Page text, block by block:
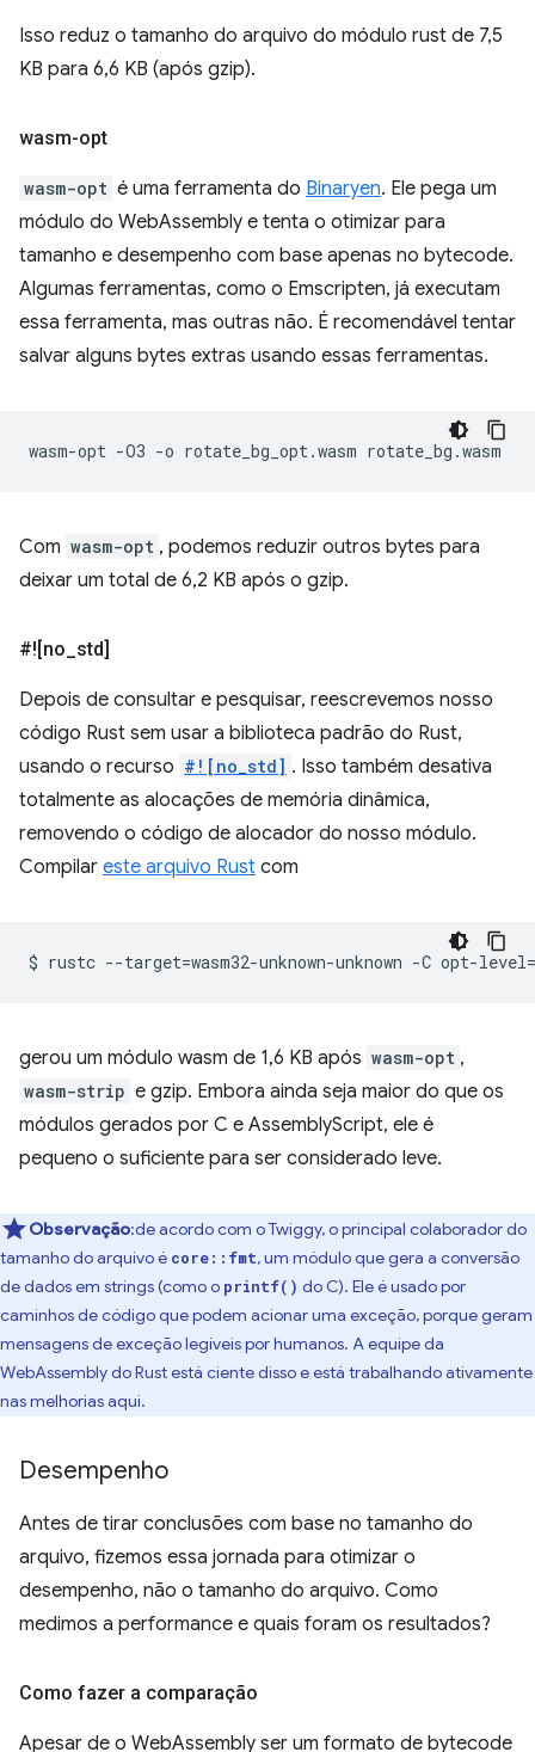
Isso reduz o tamanho do arquivo do módulo rust de 7,5
KB para 6,6 KB (após gzip).
wasm-opt
wasm-opt é uma ferramenta do Binaryen. Ele pega um
módulo do WebAssembly e tenta o otimizar para
tamanho e desempenho com base apenas no bytecode.
Algumas ferramentas, como o Emscripten, já executam
essa ferramenta, mas outras não. É recomendável tentar
salvar alguns bytes extras usando essas ferramentas.
wasm-opt -O3 -o rotate_bg_opt.wasm
Com wasm-opt , podemos reduzir outros bytes para
deixar um total de 6,2 KB após o gzip.
#![no std]
Depois de consultar e pesquisar, reescrevemos nosso
código Rust sem usar a biblioteca padrão do Rust,
usando o recurso #![no_std] . Isso também desativa
totalmente as alocações de memória dinâmica,
removendo o código de alocador do nosso módulo.
Compilar este arquivo Rust com
$ rustc --target=wasm32-unknown-unknown -C opt-level=
gerou um módulo wasm de 1,6 KB após wasm-opt ,
wasm-strip e gzip. Embora ainda seja maior do que os
módulos gerados por C e AssemblyScript, ele é
pequeno o suficiente para ser considerado leve.
Observação:de acordo com o Twiggy, o principal colaborador do
tamanho do arquivo é core::fmt, um módulo que gera a conversão
de dados em strings (como o printf() do C). Ele é usado por
caminhos de código que podem acionar uma exceção, porque geram
mensagens de exceção legíveis por humanos. A equipe da
WebAssembly do Rust está ciente disso e está trabalhando ativamente
nas melhorias aqui.
Desempenho
Antes de tirar conclusões com base no tamanho do
arquivo, fizemos essa jornada para otimizar o
desempenho, não o tamanho do arquivo. Como
medimos a performance e quais foram os resultados?
Como fazer a comparação
Apesar de o WebAssembly ser um formato de bytecode